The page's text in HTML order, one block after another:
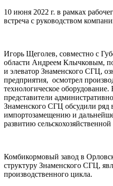
10 июня 2022 г. в рамках
встреча с руководством
Игорь Щеголев, совместно с
области Андреем Клычковым,
и элеватор Знаменского СГЦ,
предприятия, осмотрел
технологическое оборудование.
представители
Знаменского СГЦ обсудили ряд
импортозамещению и
развитию сельскохозяйственной
Комбикормовый завод в
структуру Знаменского СГЦ,
производственного цикла.